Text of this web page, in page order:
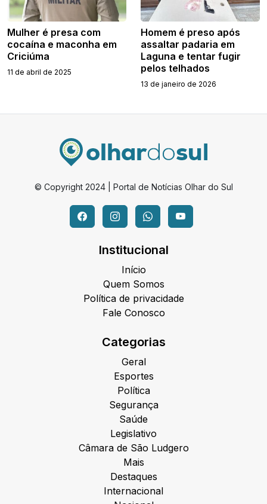
Mulher é presa com
cocaína e maconha em
Criciúma
11 de abril de 2025
Homem é preso após
assaltar padaria em
Laguna e tentar fugir
pelos telhados
13 de janeiro de 2026
© Copyright 2024 | Portal de Notícias Olhar do Sul
Institucional
Início
Quem Somos
Política de privacidade
Fale Conosco
Categorias
Geral
Esportes
Política
Segurança
Saúde
Legislativo
Câmara de São Ludgero
Mais
Destaques
Internacional